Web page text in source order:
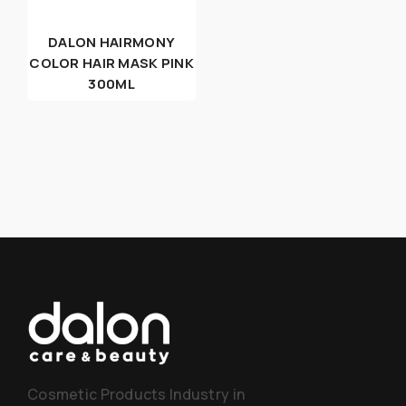
DALON HAIRMONY
COLOR HAIR MASK PINK
300ML
Cosmetic Products Industry in